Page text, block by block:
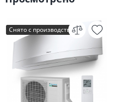
Снято с производства